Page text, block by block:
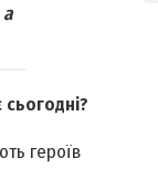
героїв